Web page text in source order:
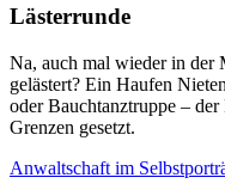
Lästerrunde
Na, auch mal wieder in der
gelästert? Ein Haufen
oder Bauchtanztruppe –
Grenzen gesetzt.
Anwaltschaft im